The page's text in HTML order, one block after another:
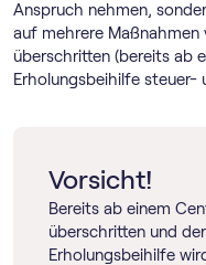
Anspruch nehmen,
auf mehrere
überschritten (bereits ab
Erholungsbeihilfe steuer-
Vorsicht!
Bereits ab einem
überschritten und
Erholungsbeihilfe